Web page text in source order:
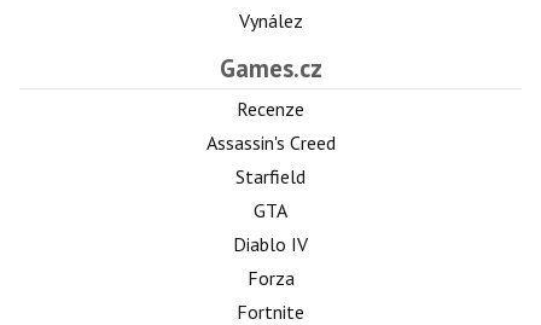
Vynález
Games.cz
Recenze
Assassin's Creed
Starfield
GTA
Diablo IV
Forza
Fortnite